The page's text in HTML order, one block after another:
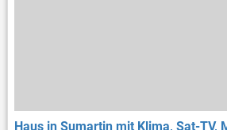
Haus in Sumartin mit Klima, Sat-TV,